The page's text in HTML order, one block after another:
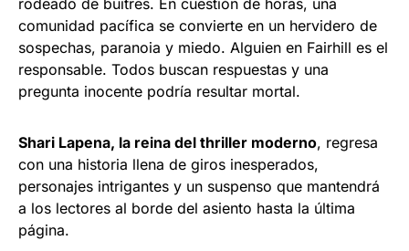
comunidad pacífica se convierte en un hervidero de
sospechas, paranoia y miedo. Alguien en Fairhill es el
responsable. Todos buscan respuestas y una
pregunta inocente podría resultar mortal.
Shari Lapena, la reina del thriller moderno, regresa
con una historia llena de giros inesperados,
personajes intrigantes y un suspenso que mantendrá
a los lectores al borde del asiento hasta la última
página.